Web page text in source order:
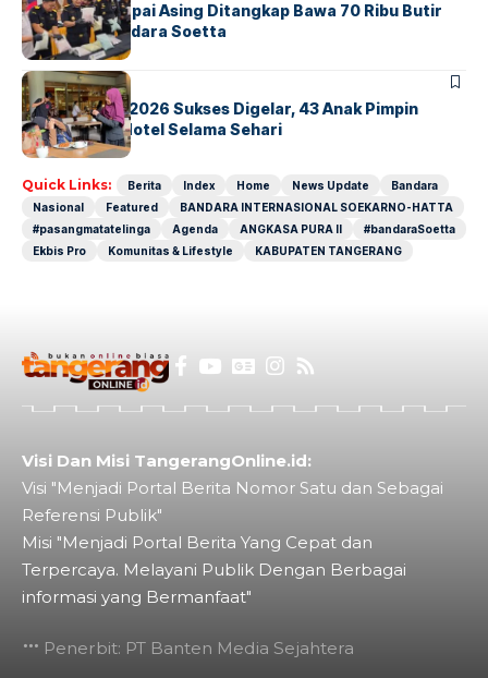
Kopilot Maskapai Asing Ditangkap Bawa 70 Ribu Butir
Ekstasi di Bandara Soetta
BERITAINDEX
GM For A Day 2026 Sukses Digelar, 43 Anak Pimpin
Operasional Hotel Selama Sehari
Quick Links: Berita Index Home News Update
Bandara
Nasional
Featured
BANDARA INTERNASIONAL SOEKARNO-HATTA
#pasangmatatelinga
Agenda ANGKASA PURA II
#bandaraSoetta
Ekbis Pro
Komunitas & Lifestyle KABUPATEN TANGERANG
Visi Dan Misi TangerangOnline.id:
Visi "Menjadi Portal Berita Nomor Satu dan Sebagai
Referensi Publik"
Misi "Menjadi Portal Berita Yang Cepat dan
Terpercaya. Melayani Publik Dengan Berbagai
informasi yang Bermanfaat"
Penerbit: PT Banten Media Sejahtera